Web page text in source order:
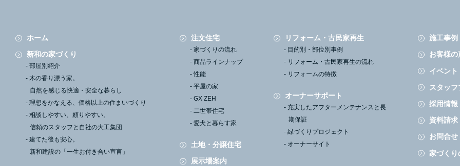
ホーム
新和の家づくり
部屋別紹介
木の香り漂う家。
自然を感じる快適・安全な暮らし
理想をかなえる、 価格以上の住まいづくり
相談しやすい、頼りやすい。
信頼のスタッフと自社の大工集団
建てた後も安心。
新和建設の「一生お付き合い宣言」
注文住宅
家づくりの流れ
商品ラインナップ
性能
平屋の家
GX ZEH
二世帯住宅
愛犬と暮らす家
土地・分譲住宅
展示場案内
リフォーム・古民家再生
目的別・部位別事例
リフォーム・古民家再生の流れ
リフォームの特徴
オーナーサポート
充実したアフターメンテナンスと長
期保証
緑づくりプロジェクト
オーナーサイト
施工事例
お客様の
イベント
スタッ
採用情報
資料請求
お問合せ
家づく